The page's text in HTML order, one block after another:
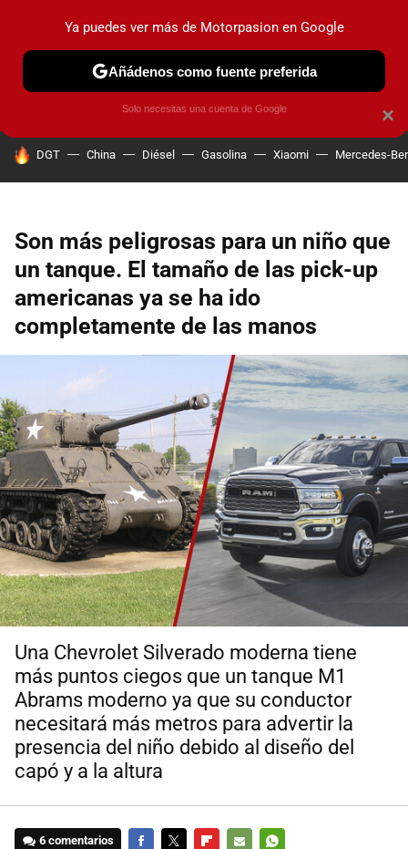
PRUEBAS COCHES ELÉCTRICOS OBSERVATORIO
HOY SE HABLA DE
DGT China Diésel Gasolina Xiaomi Mercedes-
Son más peligrosas para un niño que
un tanque. El tamaño de las pick-up
americanas ya se ha ido
completamente de las manos
Una Chevrolet Silverado moderna tiene
más puntos ciegos que un tanque M1
Abrams moderno ya que su conductor
necesitará más metros para advertir la
presencia del niño debido al diseño del
capó y a la altura
6 comentarios
×
Ya puedes ver más de Motorpasion en Google
Añádenos como fuente preferida
Solo necesitas una cuenta de Google